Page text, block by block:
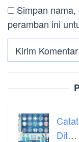
Simpan
peramban ini
Dit…